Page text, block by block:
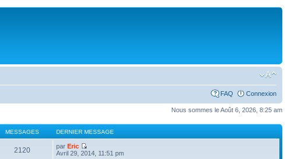
FAQ Connexion
Nous sommes le Août 6, 2026, 8:25 am
MESSAGES DERNIER MESSAGE
2120 parEric
Avril 29, 2014, 11:51 pm